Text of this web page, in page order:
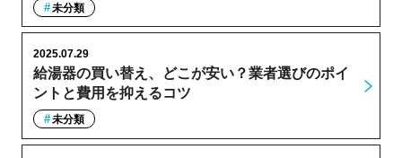
未分類
給湯器の買い替え、どこが安い？業者選びのポイ
ントと費用を抑えるコツ
2025.07.29
未分類